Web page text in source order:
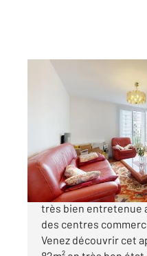
, 5 pièces
Appartement T5
299
ANGLET - Au sein
très bien entretenue
des centres
Venez découvrir cet